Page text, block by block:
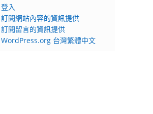
登入
訂閱網站內容的資訊提供
訂閱留言的資訊提供
WordPress.org 台灣繁體中文